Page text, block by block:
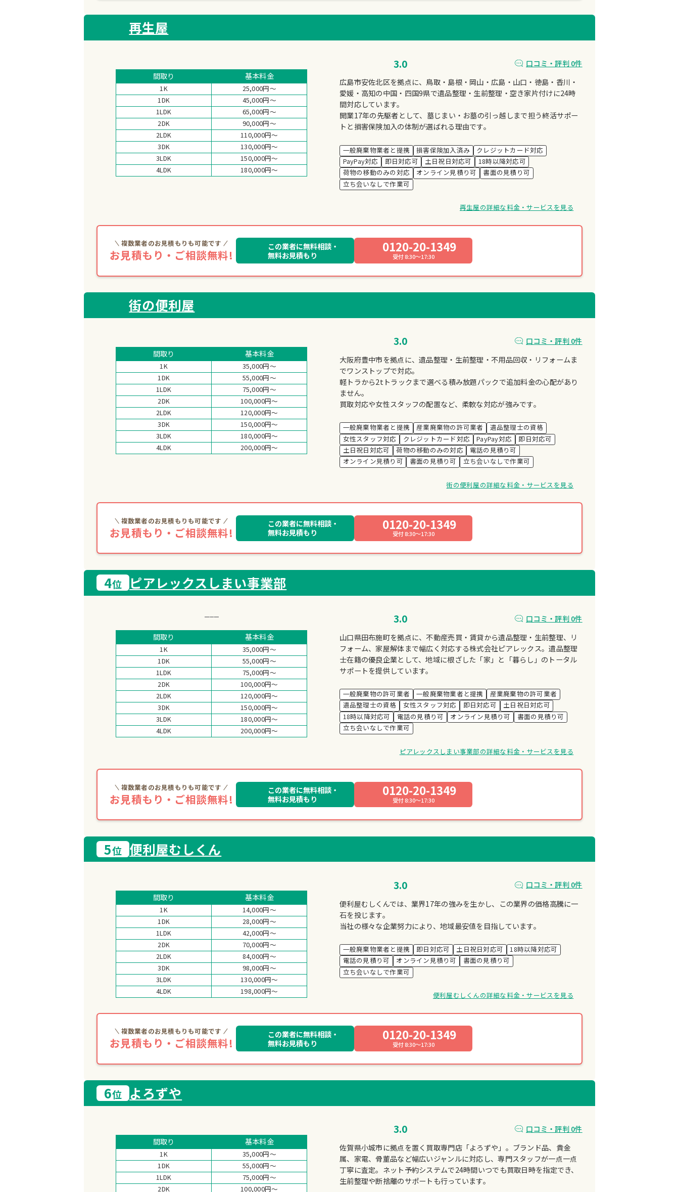
再生屋
間取り 基本料金
1K
25,000円～
1DK
45,000円～
1LDK
65,000円～
2DK
90,000円～
2LDK
110,000円～
3DK
130,000円～
3LDK
150,000円～
4LDK
180,000円～
3.0
口コミ・評判 0件
広島市安佐北区を拠点に、鳥取・島根・岡山・広島・山口・徳島・香川・
愛媛・高知の中国・四国9県で遺品整理・生前整理・空き家片付けに24時
間対応しています。
開業17年の先駆者として、墓じまい・お墓の引っ越しまで担う終活サポー
トと損害保険加入の体制が選ばれる理由です。
一般廃棄物業者と提携 損害保険加入済み
クレジットカード対応
PayPay対応
即日対応可 土日祝日対応可
18時以降対応可
荷物の移動のみの対応
オンライン見積り可
書面の見積り可
立ち会いなしで作業可
再生屋の詳細な料金・サービスを見る
複数業者のお見積もりも可能です
お見積もり・ご相談無料!
0120-20-1349
受付 8:30～17:30
この業者に無料相談・
無料お見積もり
街の便利屋
間取り 基本料金
1K
35,000円～
1DK
55,000円～
1LDK
75,000円～
2DK
100,000円～
2LDK
120,000円～
3DK
150,000円～
3LDK
180,000円～
4LDK
200,000円～
3.0
口コミ・評判 0件
大阪府豊中市を拠点に、遺品整理・生前整理・不用品回収・リフォームま
でワンストップで対応。
軽トラから2tトラックまで選べる積み放題パックで追加料金の心配があり
ません。
買取対応や女性スタッフの配置など、柔軟な対応が強みです。
一般廃棄物業者と提携 産業廃棄物の許可業者
遺品整理士の資格
女性スタッフ対応
クレジットカード対応 PayPay対応
即日対応可
土日祝日対応可
荷物の移動のみの対応
電話の見積り可
オンライン見積り可
書面の見積り可 立ち会いなしで作業可
街の便利屋の詳細な料金・サービスを見る
複数業者のお見積もりも可能です
お見積もり・ご相談無料!
0120-20-1349
受付 8:30～17:30
この業者に無料相談・
無料お見積もり
4位 ピアレックスしまい事業部
間取り 基本料金
1K
35,000円～
1DK
55,000円～
1LDK
75,000円～
2DK
100,000円～
2LDK
120,000円～
3DK
150,000円～
3LDK
180,000円～
4LDK
200,000円～
3.0
口コミ・評判 0件
山口県田布施町を拠点に、不動産売買・賃貸から遺品整理・生前整理、リ
フォーム、家屋解体まで幅広く対応する株式会社ピアレックス。遺品整理
士在籍の優良企業として、地域に根ざした「家」と「暮らし」のトータル
サポートを提供しています。
一般廃棄物の許可業者 一般廃棄物業者と提携
産業廃棄物の許可業者
遺品整理士の資格
女性スタッフ対応 即日対応可
土日祝日対応可
18時以降対応可
電話の見積り可 オンライン見積り可
書面の見積り可
立ち会いなしで作業可
ピアレックスしまい事業部の詳細な料金・サービスを見る
複数業者のお見積もりも可能です
お見積もり・ご相談無料!
0120-20-1349
受付 8:30～17:30
この業者に無料相談・
無料お見積もり
5位 便利屋むしくん
間取り 基本料金
1K
14,000円～
1DK
28,000円～
1LDK
42,000円～
2DK
70,000円～
2LDK
84,000円～
3DK
98,000円～
3LDK
130,000円～
4LDK
198,000円～
3.0
口コミ・評判 0件
便利屋むしくんでは、業界17年の強みを生かし、この業界の価格高騰に一
石を投じます。
当社の様々な企業努力により、地域最安値を目指しています。
一般廃棄物業者と提携 即日対応可 土日祝日対応可
18時以降対応可
電話の見積り可
オンライン見積り可
書面の見積り可
立ち会いなしで作業可
便利屋むしくんの詳細な料金・サービスを見る
複数業者のお見積もりも可能です
お見積もり・ご相談無料!
0120-20-1349
受付 8:30～17:30
この業者に無料相談・
無料お見積もり
6位 よろずや
間取り 基本料金
1K
35,000円～
1DK
55,000円～
1LDK
75,000円～
2DK
100,000円～
3.0
口コミ・評判 0件
佐賀県小城市に拠点を置く買取専門店「よろずや」。ブランド品、貴金
属、家電、骨董品など幅広いジャンルに対応し、専門スタッフが一点一点
丁寧に査定。ネット予約システムで24時間いつでも買取日時を指定でき、
生前整理や断捨離のサポートも行っています。